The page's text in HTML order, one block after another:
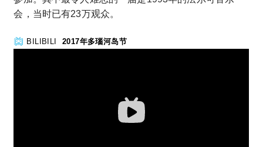
会，当时已有23万观众。
BILIBILI 2017年多瑙河岛节